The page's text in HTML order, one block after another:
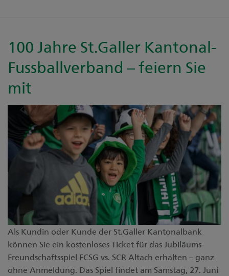
100 Jahre St.Galler Kantonal-
Fussballverband – feiern Sie
mit
Als Kundin oder Kunde der St.Galler Kantonalbank
können Sie ein kostenloses Ticket für das Jubiläums-
Freundschaftsspiel FCSG vs. SCR Altach erhalten – ganz
ohne Anmeldung. Das Spiel findet am Samstag, 27. Juni